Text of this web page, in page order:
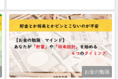
お金の勉強